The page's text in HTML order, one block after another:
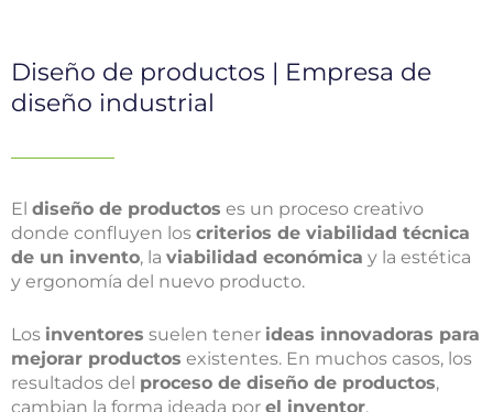
Diseño de productos | Empresa de
diseño industrial
El diseño de productos es un proceso creativo
donde confluyen los criterios de viabilidad técnica
de un invento, la viabilidad económica y la estética
y ergonomía del nuevo producto.
Los inventores suelen tener ideas innovadoras para
mejorar productos existentes. En muchos casos, los
resultados del proceso de diseño de productos,
cambian la forma ideada por el inventor,